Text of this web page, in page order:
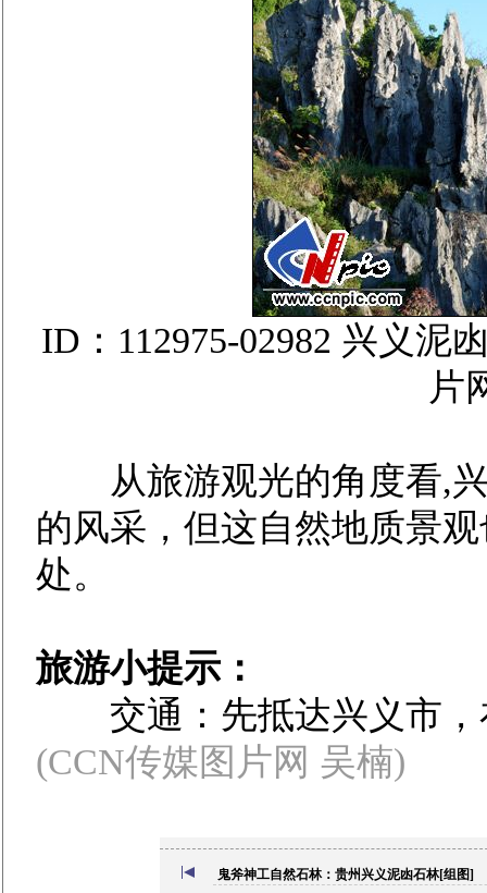
ID：112975-02982 兴义
片
从旅游观光的角度看,兴
的风采，但这自然地质景
处。
旅游小提示：
交通：先抵达兴义市，
(CCN传媒图片网 吴楠)
鬼斧神工自然石林：贵州兴义泥凼石林[组图]